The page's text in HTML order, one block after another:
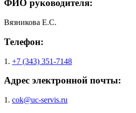
ФИО руководителя:
Вязникова Е.С.
Телефон:
1. +7 (343) 351-7148
Адрес электронной почты:
1. cok@uc-servis.ru